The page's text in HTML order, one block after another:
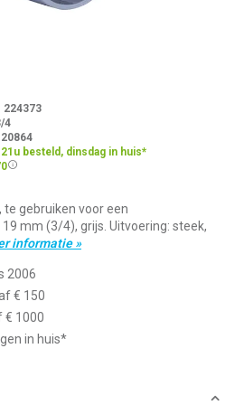
224373
4
besteld, dinsdag in huis*
te gebruiken voor een
mm (3/4), grijs. Uitvoering: steek,
informatie »
2006
€ 150
€ 1000
in huis*